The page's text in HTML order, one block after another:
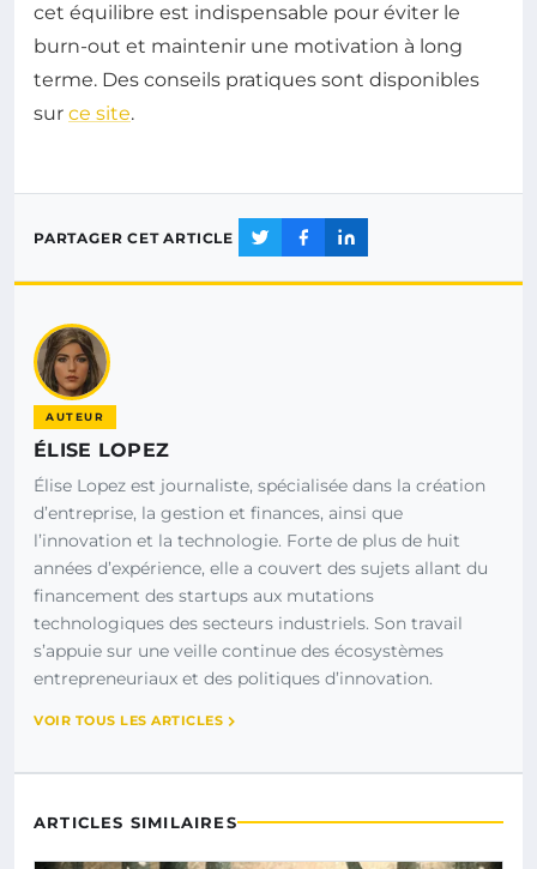
cet équilibre est indispensable pour éviter le
burn-out et maintenir une motivation à long
terme. Des conseils pratiques sont disponibles
sur ce site.
PARTAGER CET ARTICLE
AUTEUR
ÉLISE LOPEZ
Élise Lopez est journaliste, spécialisée dans la création
d’entreprise, la gestion et finances, ainsi que
l’innovation et la technologie. Forte de plus de huit
années d’expérience, elle a couvert des sujets allant du
financement des startups aux mutations
technologiques des secteurs industriels. Son travail
s’appuie sur une veille continue des écosystèmes
entrepreneuriaux et des politiques d’innovation.
VOIR TOUS LES ARTICLES
ARTICLES SIMILAIRES